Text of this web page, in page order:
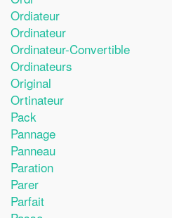
Ordiateur
Ordinateur
Ordinateur-Convertible
Ordinateurs
Original
Ortinateur
Pack
Pannage
Panneau
Paration
Parer
Parfait